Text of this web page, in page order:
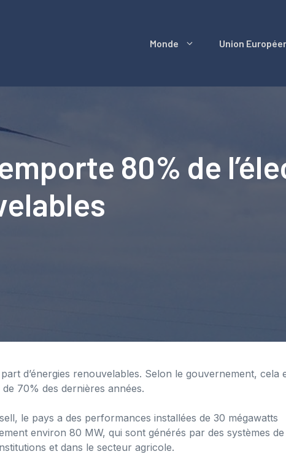
Monde Union
80% de
d’énergies renouvelables. Selon le gouvernement, cela
70% des dernières années.
le pays a des performances installées de 30 mégawatts
environ 80 MW, qui sont générés par des systèmes de
et dans le secteur agricole.